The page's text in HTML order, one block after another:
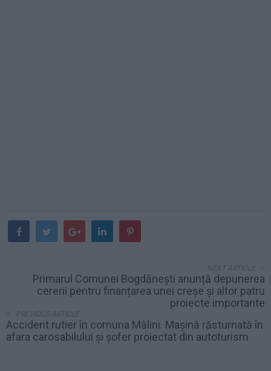
NEXT ARTICLE
Primarul Comunei Bogdănești anunță depunerea
cererii pentru finanțarea unei creșe și altor patru
proiecte importante
PREVIOUS ARTICLE
Accident rutier în comuna Mălini. Mașină răsturnată în
afara carosabilului și șofer proiectat din autoturism